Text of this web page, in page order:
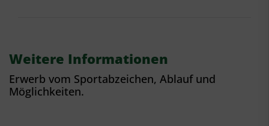
Weitere Informationen
Erwerb vom Sportabzeichen, Ablauf und
Möglichkeiten.